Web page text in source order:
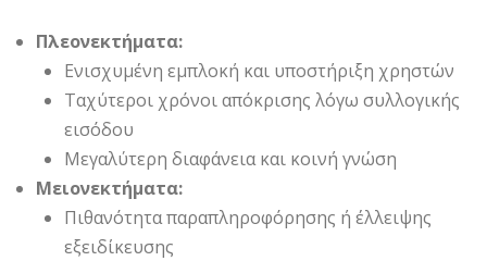
Πλεονεκτήματα:
Ενισχυμένη εμπλοκή και υποστήριξη χρηστών
Ταχύτεροι χρόνοι απόκρισης λόγω συλλογικής
εισόδου
Μεγαλύτερη διαφάνεια και κοινή γνώση
Μειονεκτήματα:
Πιθανότητα παραπληροφόρησης ή έλλειψης
εξειδίκευσης